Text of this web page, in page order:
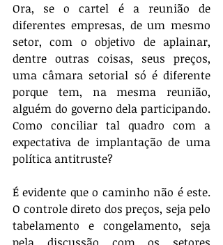
Ora, se o cartel é a reunião de
diferentes empresas, de um mesmo
setor, com o objetivo de aplainar,
dentre outras coisas, seus preços,
uma câmara setorial só é diferente
porque tem, na mesma reunião,
alguém do governo dela participando.
Como conciliar tal quadro com a
expectativa de implantação de uma
política antitruste?
É evidente que o caminho não é este.
O controle direto dos preços, seja pelo
tabelamento e congelamento, seja